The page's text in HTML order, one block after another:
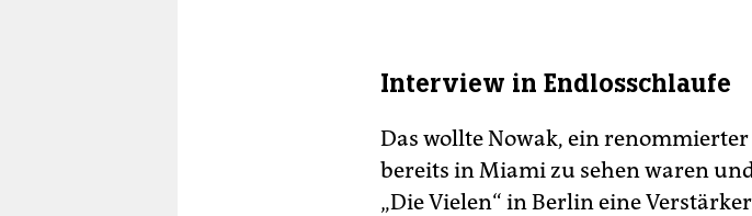
Interview in Endlosschlaufe
Das wollte Nowak, ein
bereits in Miami zu sehen waren
„Die Vielen“ in Berlin eine